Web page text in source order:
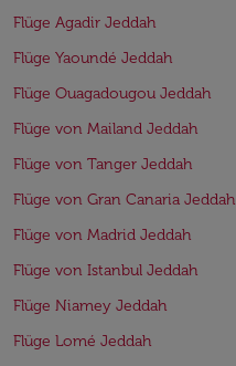
Flüge Agadir Jeddah
Flüge Yaoundé Jeddah
Flüge Ouagadougou Jeddah
Flüge von Mailand Jeddah
Flüge von Tanger Jeddah
Flüge von Gran Canaria Jeddah
Flüge von Madrid Jeddah
Flüge von Istanbul Jeddah
Flüge Niamey Jeddah
Flüge Lomé Jeddah